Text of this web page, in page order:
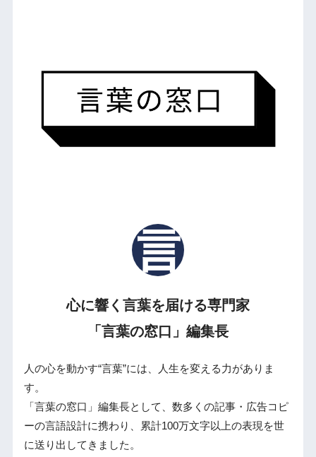
心に響く言葉を届ける専門家
「言葉の窓口」編集長
人の心を動かす“言葉”には、人生を変える力がありま
す。
「言葉の窓口」編集長として、数多くの記事・広告コピ
ーの言語設計に携わり、累計100万文字以上の表現を世
に送り出してきました。